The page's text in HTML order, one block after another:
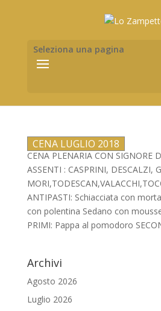
Seleziona una pagina
CENA LUGLIO 2018
CENA PLENARIA CON SIGNORE
ASSENTI : CASPRINI, DESCALZI,
ANTIPASTI: Schiacciata con
con polentina Sedano con
PRIMI: Pappa al pomodoro
Archivi
Agosto 2026
Luglio 2026